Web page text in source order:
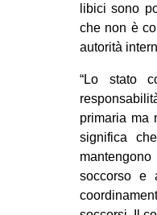
libici sono
che non è
autorità
“Lo stato
primaria ma
significa
soccorso e